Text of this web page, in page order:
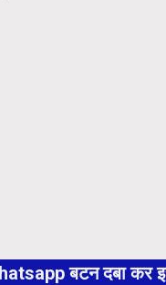
बटन दबा कर